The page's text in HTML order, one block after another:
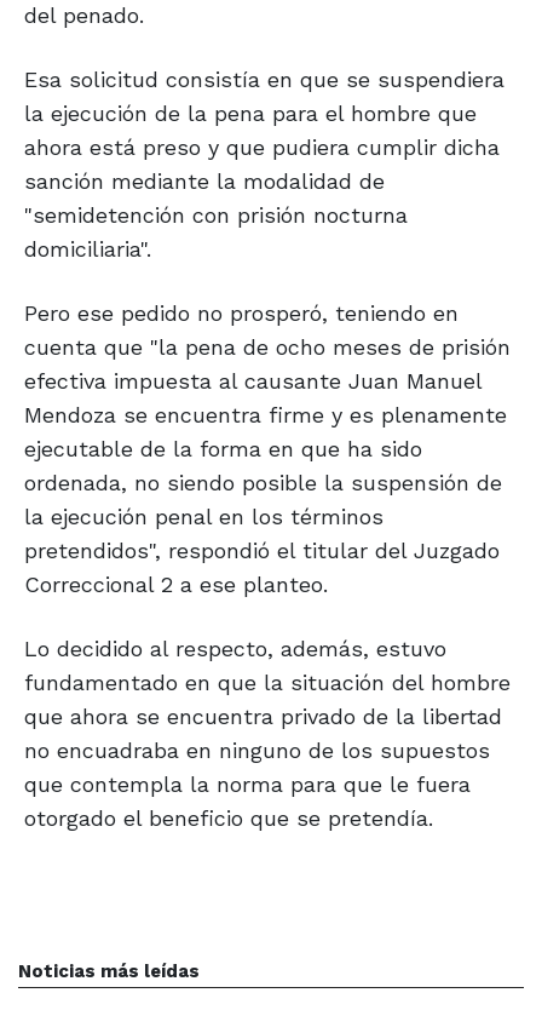
del penado.
Esa solicitud consistía en que se suspendiera
la ejecución de la pena para el hombre que
ahora está preso y que pudiera cumplir dicha
sanción mediante la modalidad de
"semidetención con prisión nocturna
domiciliaria".
Pero ese pedido no prosperó, teniendo en
cuenta que "la pena de ocho meses de prisión
efectiva impuesta al causante Juan Manuel
Mendoza se encuentra firme y es plenamente
ejecutable de la forma en que ha sido
ordenada, no siendo posible la suspensión de
la ejecución penal en los términos
pretendidos", respondió el titular del Juzgado
Correccional 2 a ese planteo.
Lo decidido al respecto, además, estuvo
fundamentado en que la situación del hombre
que ahora se encuentra privado de la libertad
no encuadraba en ninguno de los supuestos
que contempla la norma para que le fuera
otorgado el beneficio que se pretendía.
Noticias más leídas